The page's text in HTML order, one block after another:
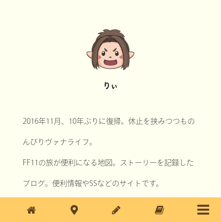
りぃ
2016年11月、10年ぶりに復帰。休止を挟みつつもの
んびりヴァナライフ。
FF11の旅が便利になる地図。ストーリーを記録した
ブログ。便利情報やSSなどのサイトです。